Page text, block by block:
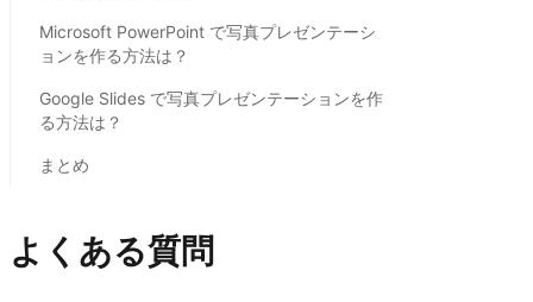
Microsoft PowerPoint で写真プレゼンテーシ
ョンを作る方法は？
Google Slides で写真プレゼンテーションを作
る方法は？
まとめ
よくある質問